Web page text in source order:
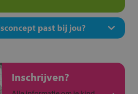
past bij jou?
Inschrijven?